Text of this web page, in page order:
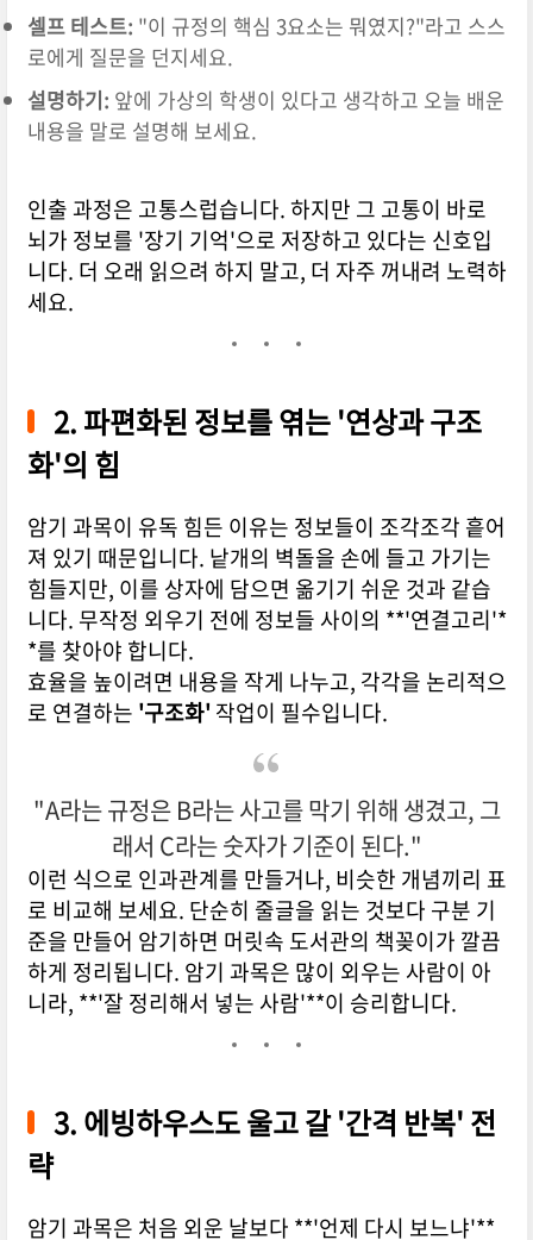
셀프 테스트: "이 규정의 핵심 3요소는 뭐였지?"라고 스스
로에게 질문을 던지세요.
설명하기: 앞에 가상의 학생이 있다고 생각하고 오늘 배운
내용을 말로 설명해 보세요.
인출 과정은 고통스럽습니다. 하지만 그 고통이 바로
뇌가 정보를 '장기 기억'으로 저장하고 있다는 신호입
니다. 더 오래 읽으려 하지 말고, 더 자주 꺼내려 노력하
세요.
2. 파편화된 정보를 엮는 '연상과 구조
화'의 힘
암기 과목이 유독 힘든 이유는 정보들이 조각조각 흩어
져 있기 때문입니다. 낱개의 벽돌을 손에 들고 가기는
힘들지만, 이를 상자에 담으면 옮기기 쉬운 것과 같습
니다. 무작정 외우기 전에 정보들 사이의 **'연결고리'*
*를 찾아야 합니다.
효율을 높이려면 내용을 작게 나누고, 각각을 논리적으
로 연결하는 '구조화' 작업이 필수입니다.
"A라는 규정은 B라는 사고를 막기 위해 생겼고, 그
래서 C라는 숫자가 기준이 된다."
이런 식으로 인과관계를 만들거나, 비슷한 개념끼리 표
로 비교해 보세요. 단순히 줄글을 읽는 것보다 구분 기
준을 만들어 암기하면 머릿속 도서관의 책꽂이가 깔끔
하게 정리됩니다. 암기 과목은 많이 외우는 사람이 아
니라, **'잘 정리해서 넣는 사람'**이 승리합니다.
3. 에빙하우스도 울고 갈 '간격 반복' 전
략
암기 과목은 처음 외운 날보다 **'언제 다시 보느냐'**